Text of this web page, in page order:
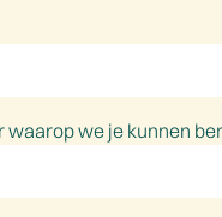
waarop we je kunnen